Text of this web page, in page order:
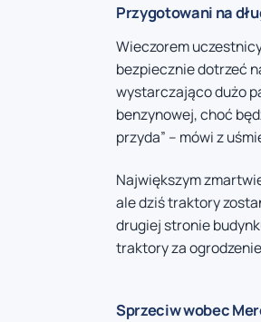
Przygotowani na
Wieczorem
bezpiecznie dotrzeć
wystarczająco dużo
benzynowej, choć
przyda” – mówi z
Największym
ale dziś traktory
drugiej stronie
traktory za
Sprzeciw wobec